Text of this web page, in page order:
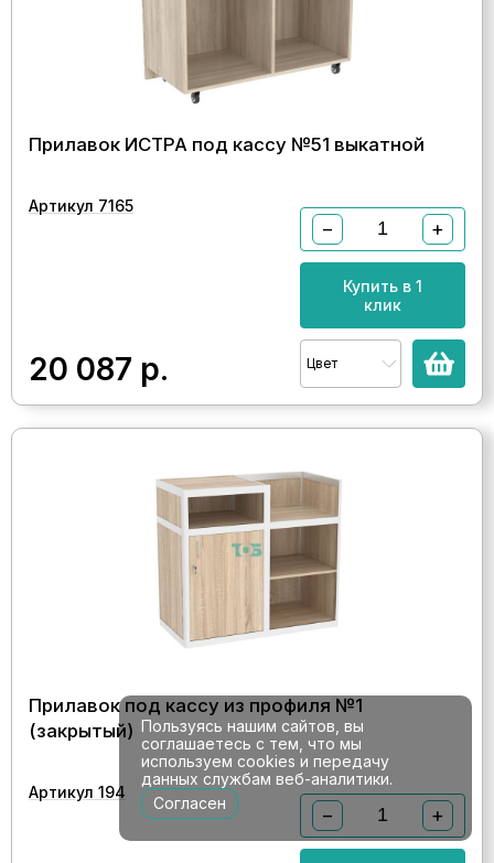
Прилавок ИСТРА под кассу №51 выкатной
Артикул 7165
20 087 р.
− +
Купить в 1
клик
Цвет
Прилавок под кассу из профиля №1
(закрытый)
Артикул 194
− +
Пользуясь нашим сайтов, вы
соглашаетесь с тем, что мы
используем cookies и передачу
данных службам веб-аналитики.
Согласен